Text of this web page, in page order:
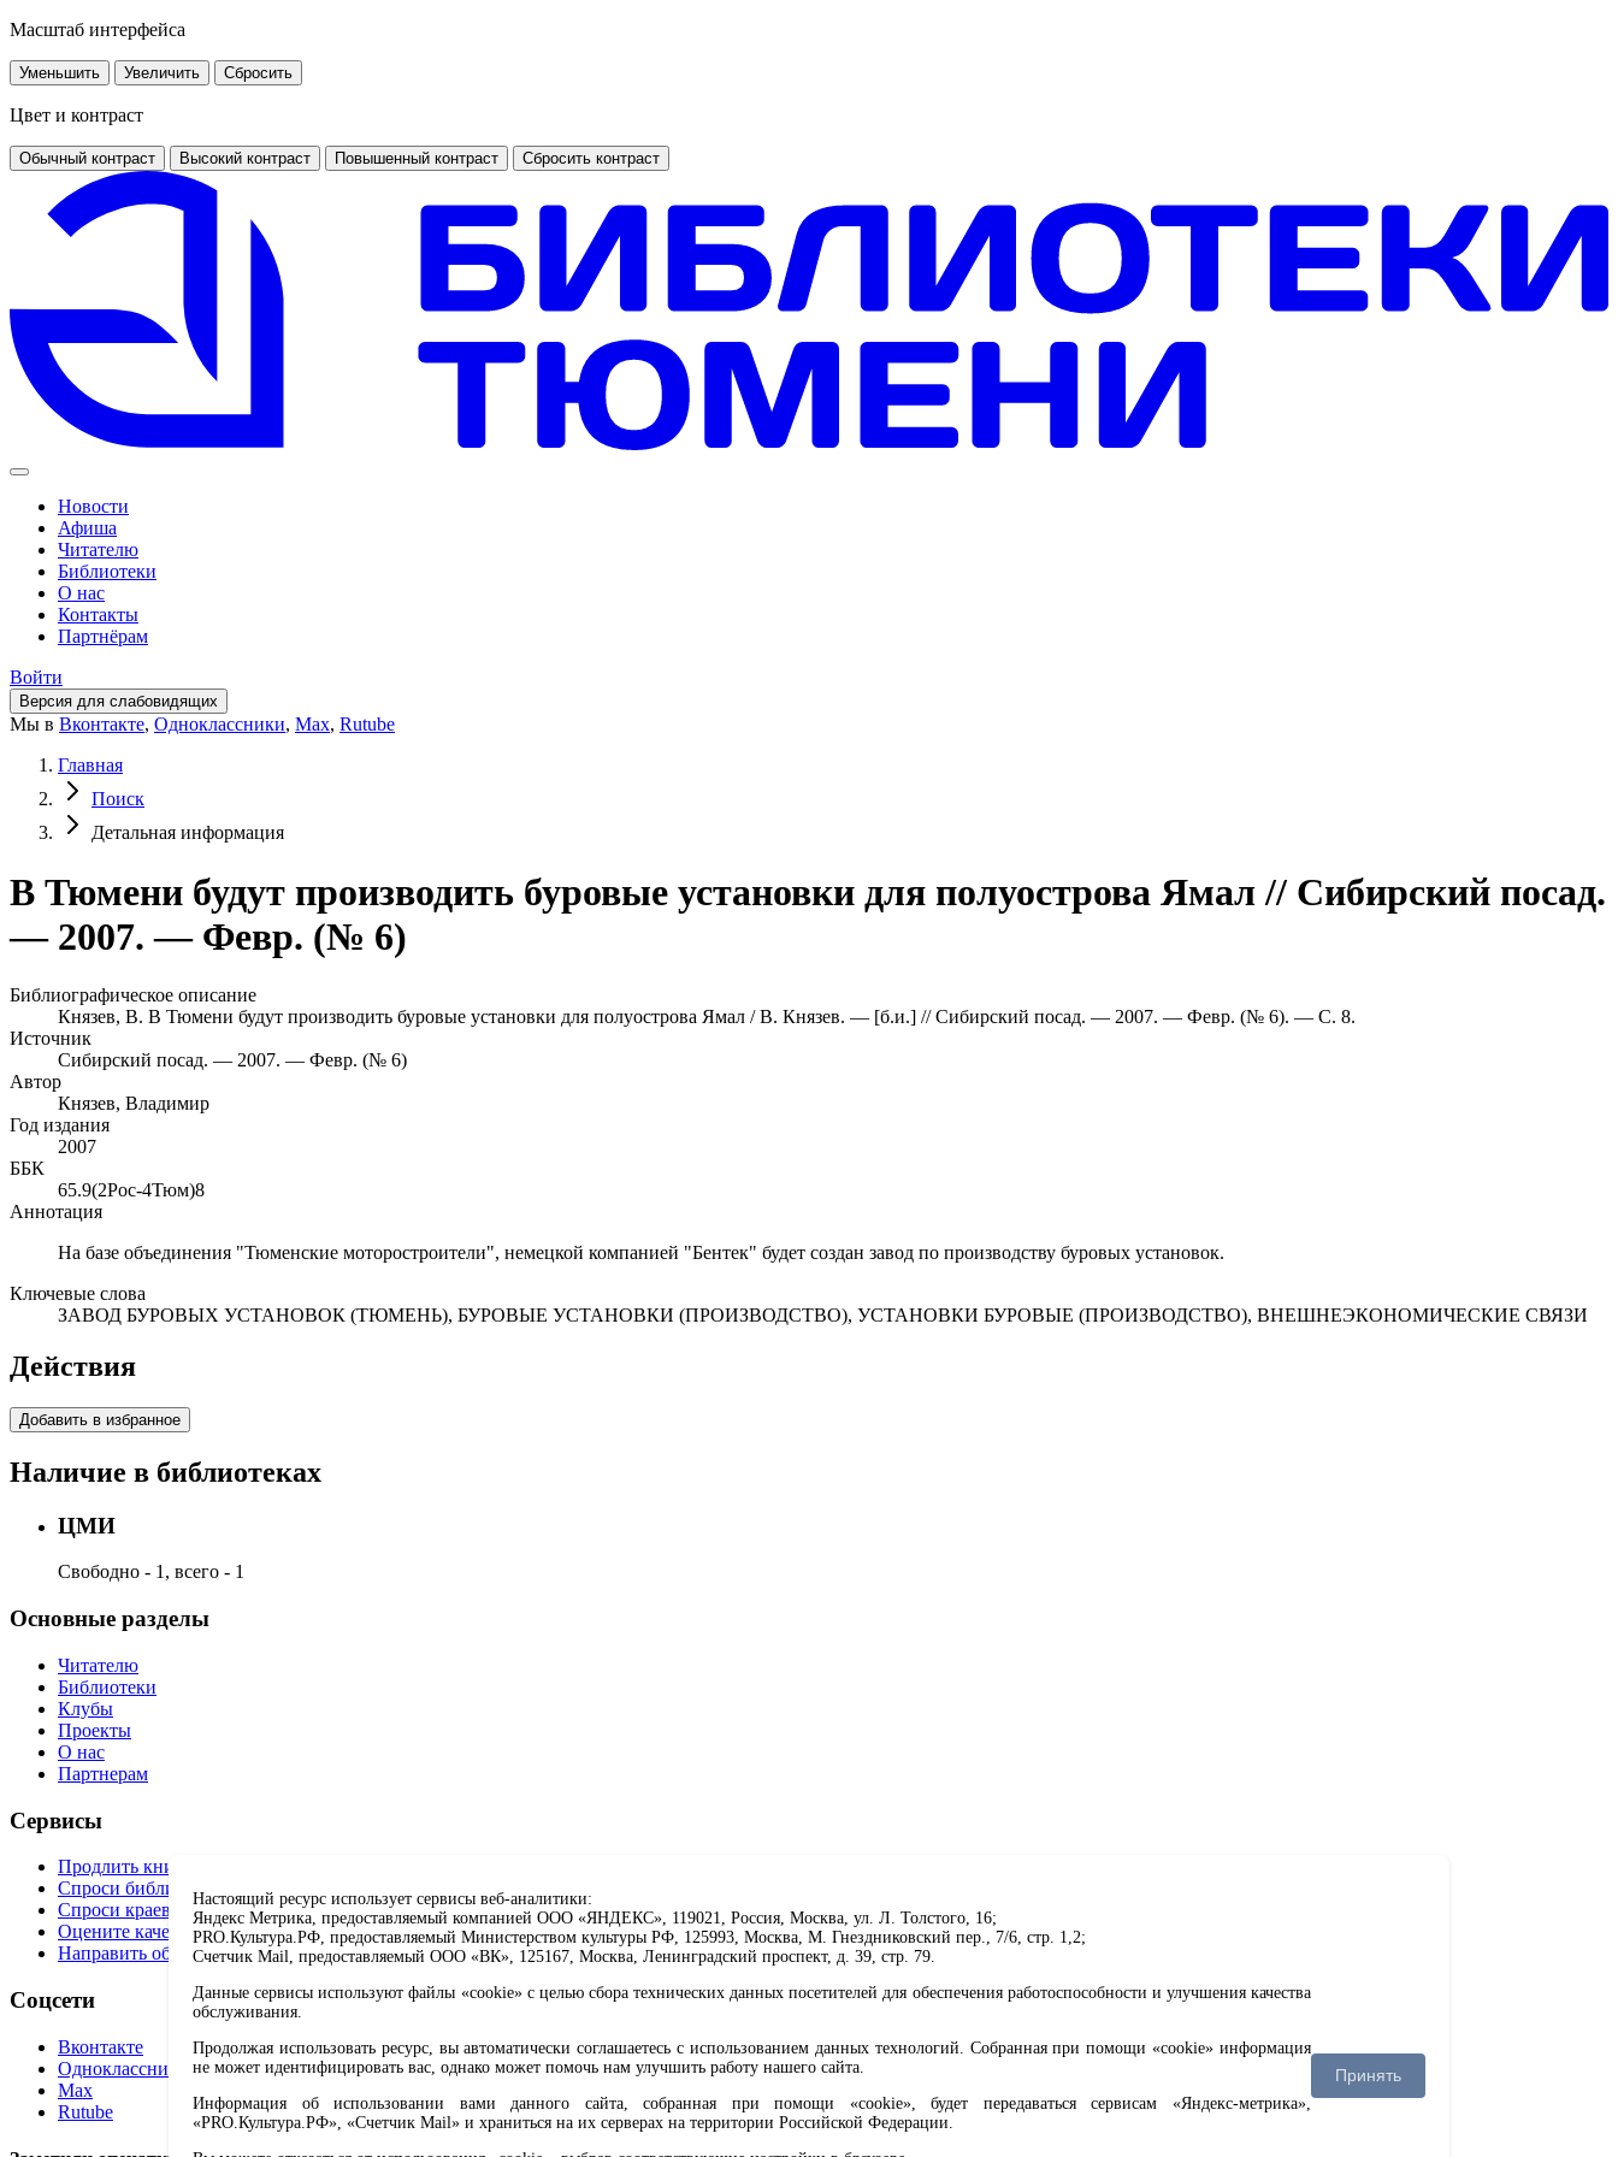
Масштаб интерфейса
Уменьшить Увеличить Сбросить
Цвет и контраст
Обычный контраст Высокий контраст Повышенный контраст Сбросить контраст
Новости
Афиша
Читателю
Библиотеки
О нас
Контакты
Партнёрам
Войти
Версия для слабовидящих
Мы в Вконтакте, Одноклассники, Max, Rutube
Главная
Поиск
Детальная информация
В Тюмени будут производить буровые установки для полуострова Ямал // Сибирский посад.
— 2007. — Февр. (№ 6)
Библиографическое описание
Князев, В. В Тюмени будут производить буровые установки для полуострова Ямал / В. Князев. — [б.и.] // Сибирский посад. — 2007. — Февр. (№ 6). — С. 8.
Источник
Сибирский посад. — 2007. — Февр. (№ 6)
Автор
Князев, Владимир
Год издания
2007
ББК
65.9(2Рос-4Тюм)8
Аннотация
На базе объединения "Тюменские моторостроители", немецкой компанией "Бентек" будет создан завод по производству буровых установок.
Ключевые слова
ЗАВОД БУРОВЫХ УСТАНОВОК (ТЮМЕНЬ), БУРОВЫЕ УСТАНОВКИ (ПРОИЗВОДСТВО), УСТАНОВКИ БУРОВЫЕ (ПРОИЗВОДСТВО), ВНЕШНЕЭКОНОМИЧЕСКИЕ СВЯЗИ
Действия
Добавить в избранное
Наличие в библиотеках
ЦМИ
Свободно - 1, всего - 1
Основные разделы
Читателю
Библиотеки
Клубы
Проекты
О нас
Партнерам
Сервисы
Продлить книгу
Спроси библиотекаря
Спроси краеведа
Оцените качество услуг
Направить обращение директору
Соцсети
Вконтакте
Одноклассники
Max
Rutube
Настоящий ресурс использует сервисы веб-аналитики:
Яндекс Метрика, предоставляемый компанией ООО «ЯНДЕКС», 119021, Россия, Москва, ул. Л. Толстого, 16;
PRO.Культура.РФ, предоставляемый Министерством культуры РФ, 125993, Москва, М. Гнездниковский пер., 7/6, стр. 1,2;
Счетчик Mail, предоставляемый ООО «ВК», 125167, Москва, Ленинградский проспект, д. 39, стр. 79.
Данные сервисы используют файлы «cookie» с целью сбора технических данных посетителей для обеспечения работоспособности и улучшения качества
обслуживания.
Продолжая использовать ресурс, вы автоматически соглашаетесь с использованием данных технологий. Собранная при помощи «cookie» информация
не может идентифицировать вас, однако может помочь нам улучшить работу нашего сайта.
Информация об использовании вами данного сайта, собранная при помощи «cookie», будет передаваться сервисам «Яндекс-метрика»,
«PRO.Культура.РФ», «Счетчик Mail» и храниться на их серверах на территории Российской Федерации.
Принять